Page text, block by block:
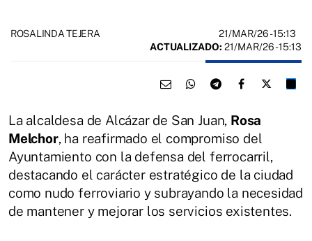
ROSALINDA TEJERA 21/MAR/26- 15:13
ACTUALIZADO: 21/MAR/26 - 15:13
La alcaldesa de Alcázar de San Juan, Rosa
Melchor, ha reafirmado el compromiso del
Ayuntamiento con la defensa del ferrocarril,
destacando el carácter estratégico de la ciudad
como nudo ferroviario y subrayando la necesidad
de mantener y mejorar los servicios existentes.